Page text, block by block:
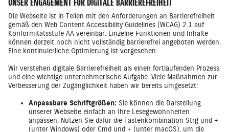
UNSER ENGAGEMENT FÜR DIGITALE BARRIEREFREIHEIT
Die Webseite ist in Teilen mit den Anforderungen an Barrierefreiheit
gemäß den Web Content Accessibility Guidelines (WCAG) 2.1 auf
Konformitätsstufe AA vereinbar. Einzelne Funktionen und Inhalte
können derzeit noch nicht vollständig barrierefrei angeboten werden.
Eine kontinuierliche Optimierung ist vorgesehen.
Wir verstehen digitale Barrierefreiheit als einen fortlaufenden Prozess
und eine wichtige unternehmerische Aufgabe. Viele Maßnahmen zur
Verbesserung der Zugänglichkeit haben wir bereits umgesetzt:
Anpassbare Schriftgrößen: Sie können die Darstellung
unserer Webseite einfach an Ihre Lesegewohnheiten
anpassen. Nutzen Sie dafür die Tastenkombination Strg und +
(unter Windows) oder Cmd und + (unter macOS), um die